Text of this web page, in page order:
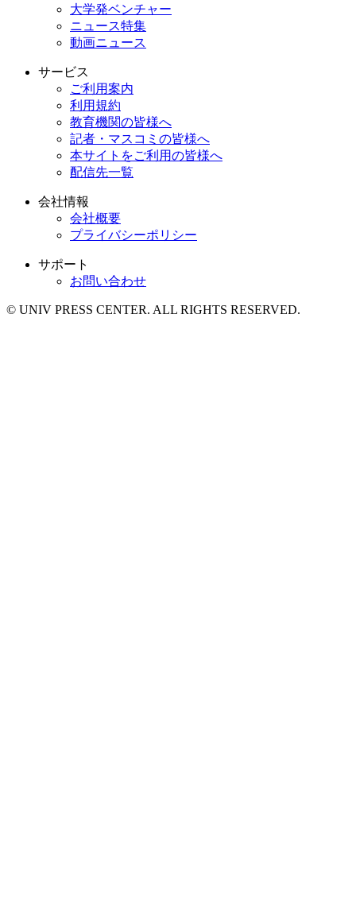
大学発ベンチャー
ニュース特集
動画ニュース
サービス
ご利用案内
利用規約
教育機関の皆様へ
記者・マスコミの皆様へ
本サイトをご利用の皆様へ
配信先一覧
会社情報
会社概要
プライバシーポリシー
サポート
お問い合わせ
© UNIV PRESS CENTER. ALL RIGHTS RESERVED.